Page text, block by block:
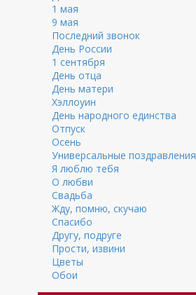
1 мая
9 мая
Последний звонок
День России
1 сентября
День отца
День матери
Хэллоуин
День народного единства
Отпуск
Осень
Универсальные поздравления
Я люблю тебя
О любви
Свадьба
Жду, помню, скучаю
Спасибо
Другу, подруге
Прости, извини
Цветы
Обои